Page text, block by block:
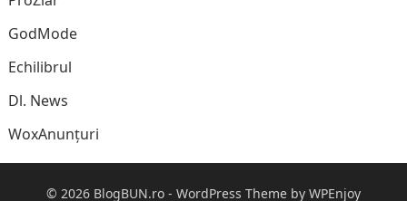
GodMode
Echilibrul
Dl. News
WoxAnunțuri
© 2026 BlogBUN.ro - WordPress Theme by WPEnjoy